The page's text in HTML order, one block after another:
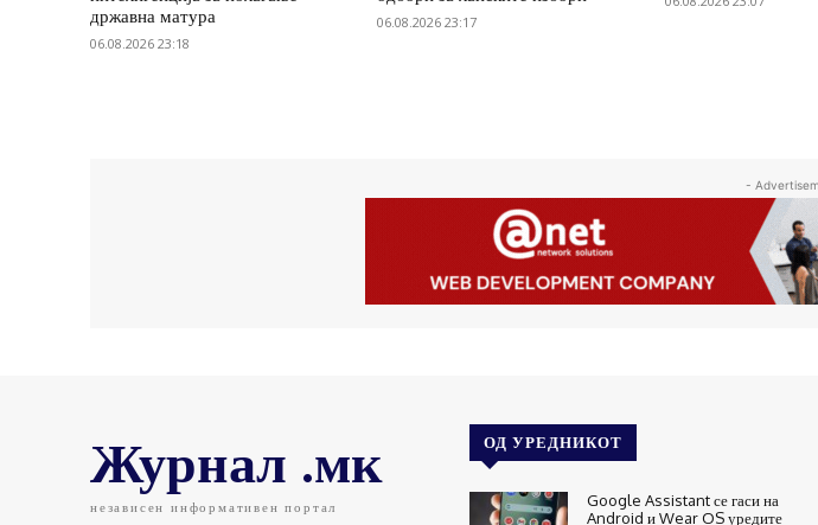
државна матура
06.08.2026 23:18
06.08.2026 23:17
-
Журнал .мк
независен информативен портал
ОД УРЕДНИКОТ
Google Assistant се гаси на
Android и Wear OS уредите